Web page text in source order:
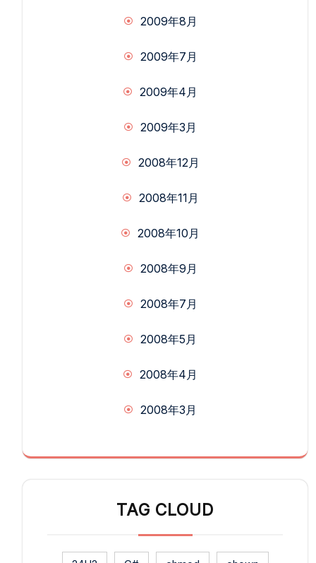
2009年8月
2009年7月
2009年4月
2009年3月
2008年12月
2008年11月
2008年10月
2008年9月
2008年7月
2008年5月
2008年4月
2008年3月
TAG CLOUD